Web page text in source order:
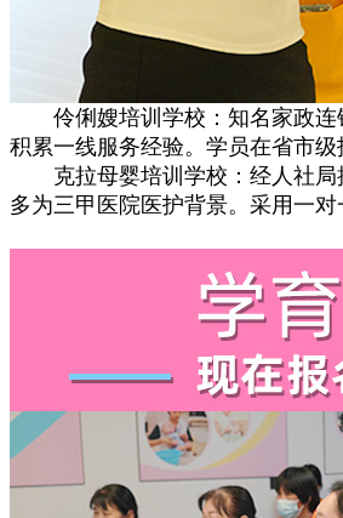
伶俐嫂培训学校：知名家政连
积累一线服务经验。学员在省市
克拉母婴培训学校：经人社局
多为三甲医院医护背景。采用一